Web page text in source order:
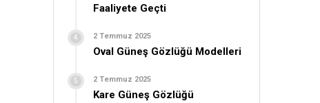
Faaliyete Geçti
2 Temmuz 2025
Oval Güneş Gözlüğü Modelleri
2 Temmuz 2025
Kare Güneş Gözlüğü